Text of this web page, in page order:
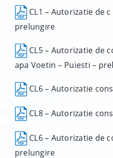
CL1 – Autorizatie de
prelungire
CL5 – Autorizatie de
apa Voetin – Puiesti –
CL6 – Autorizatie
CL8 – Autorizatie
CL6 – Autorizatie de
prelungire